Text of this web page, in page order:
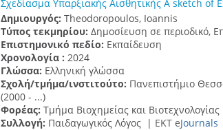
Σχεδίασμα Υπαρξιακής Αισθητικής A sketch of
Δημιουργός: Theodoropoulos, Ioannis
Τύπος τεκμηρίου: Δημοσίευση σε περιοδικό,
Επιστημονικό πεδίο: Εκπαίδευση
Χρονολογία : 2024
Γλώσσα: Ελληνική γλώσσα
Σχολή/τμήμα/ινστιτούτο: Πανεπιστήμιο
(2000 - ...)
Φορέας: Τμήμα Βιοχημείας και
Συλλογή: Παιδαγωγικός Λόγος | ΕΚΤ eJournals